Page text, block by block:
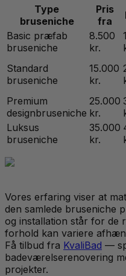
Type
bruseniche
Pris
fra
Basic præfab
bruseniche
8.500
kr.
Standard
bruseniche
15.000
kr.
Premium
designbruseniche
25.000
kr.
Luksus
bruseniche
35.000
kr.
Vores erfaring viser at
den samlede bruseniche
og installation står for de
forhold kan variere
Få tilbud fra KvaliBad —
badeværelserenovering
projekter.